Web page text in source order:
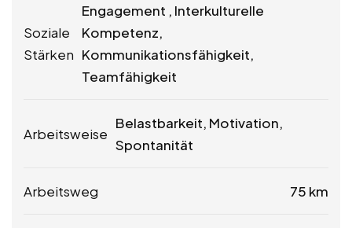
Soziale
Stärken
Engagement , Interkulturelle
Kompetenz,
Kommunikationsfähigkeit,
Teamfähigkeit
Arbeitsweise
Belastbarkeit, Motivation,
Spontanität
Arbeitsweg 75 km